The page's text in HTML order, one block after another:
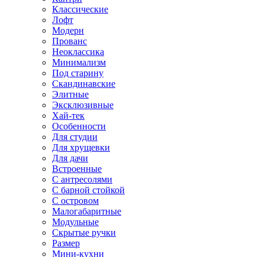
Классические
Лофт
Модерн
Прованс
Неоклассика
Минимализм
Под старину
Скандинавские
Элитные
Эксклюзивные
Хай-тек
Особенности
Для студии
Для хрущевки
Для дачи
Встроенные
С антресолями
С барной стойкой
С островом
Малогабаритные
Модульные
Скрытые ручки
Размер
Мини-кухни